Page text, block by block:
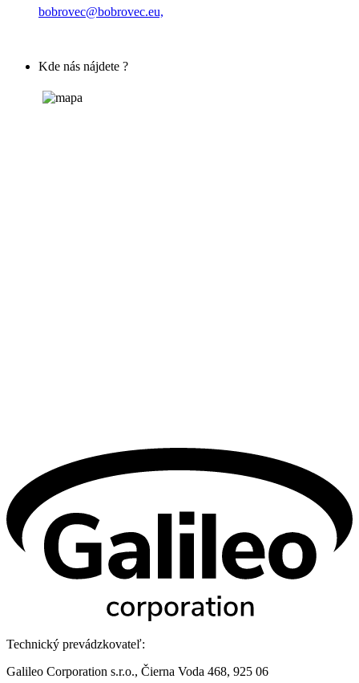
bobrovec@bobrovec.eu,
Kde nás nájdete ?
Technický prevádzkovateľ:
Galileo Corporation s.r.o., Čierna Voda 468, 925 06